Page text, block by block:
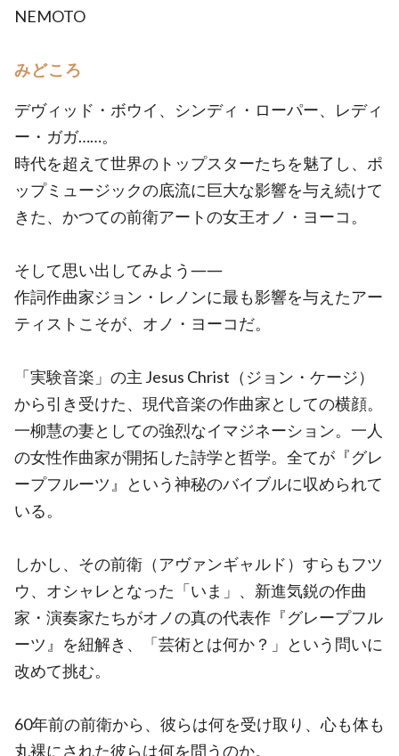
NEMOTO
みどころ
デヴィッド・ボウイ、シンディ・ローパー、レディ
ー・ガガ……。
時代を超えて世界のトップスターたちを魅了し、ポ
ップミュージックの底流に巨大な影響を与え続けて
きた、かつての前衛アートの女王オノ・ヨーコ。
そして思い出してみよう――
作詞作曲家ジョン・レノンに最も影響を与えたアー
ティストこそが、オノ・ヨーコだ。
「実験音楽」の主 Jesus Christ（ジョン・ケージ）
から引き受けた、現代音楽の作曲家としての横顔。
一柳慧の妻としての強烈なイマジネーション。一人
の女性作曲家が開拓した詩学と哲学。全てが『グレ
ープフルーツ』という神秘のバイブルに収められて
いる。
しかし、その前衛（アヴァンギャルド）すらもフツ
ウ、オシャレとなった「いま」、新進気鋭の作曲
家・演奏家たちがオノの真の代表作『グレープフル
ーツ』を紐解き、「芸術とは何か？」という問いに
改めて挑む。
60年前の前衛から、彼らは何を受け取り、心も体も
丸裸にされた彼らは何を問うのか。